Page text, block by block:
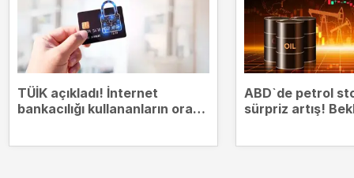
TÜİK açıkladı! İnternet
bankacılığı kullananların oranı
ABD`de petrol
sürpriz artış!